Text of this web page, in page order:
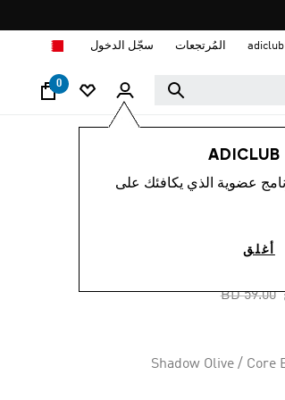
adiclub المُرتجعات سجّل الدخول
0
عضوية الذي يكافئك على
أغلق
Price reduced from
BD 59.00
to
Shadow Olive / Core